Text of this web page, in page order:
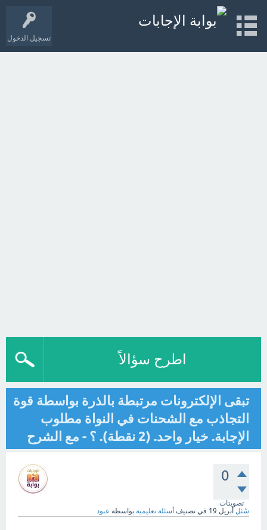
تسجيل الدخول
اطرح سؤالاً
تبقى الإلكترونات مرتبطة بالذرة بواسطة قوة
التجاذب مع الشحنات في النواة مطلوب
الإجابة. خيار واحد. (2 نقطة). ؟ - مع الشرح
0
تصويتات
سُئل أبريل 19 في تصنيف أسئلة تعليمية بواسطة عبود